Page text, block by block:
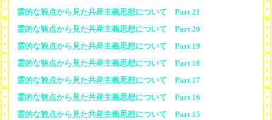
霊的な観点から見た共産主義思想について Part 21
霊的な観点から見た共産主義思想について Part 20
霊的な観点から見た共産主義思想について Part 19
霊的な観点から見た共産主義思想について Part 18
霊的な観点から見た共産主義思想について Part 17
霊的な観点から見た共産主義思想について Part 16
霊的な観点から見た共産主義思想について Part 15